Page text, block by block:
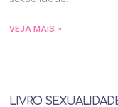
VEJA MAIS >
LIVRO